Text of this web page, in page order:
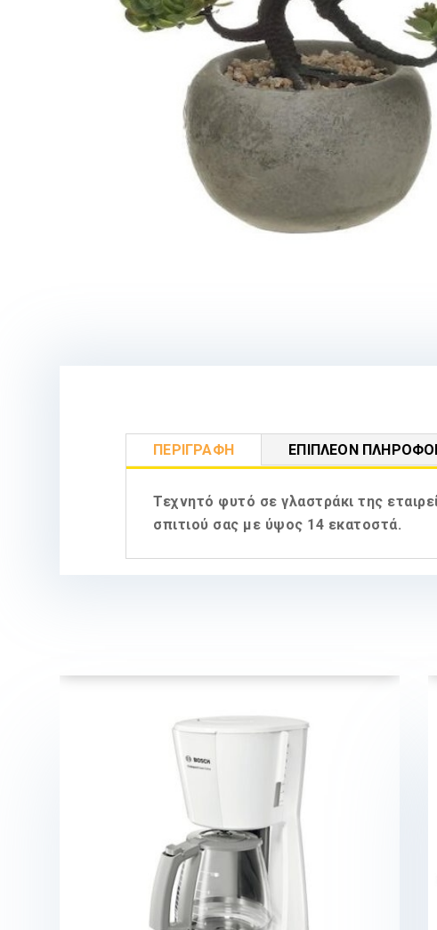
ΠΕΡΙΓΡΑΦΉ ΕΠΙΠΛΈΟΝ
Τεχνητό φυτό σε γλαστράκι της
σπιτιού σας με ύψος 14 εκατοστά.